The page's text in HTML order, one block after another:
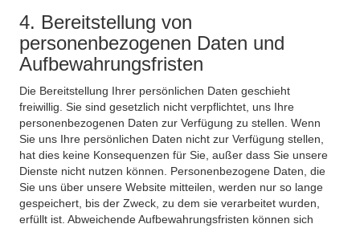
4. Bereitstellung von
personenbezogenen Daten und
Aufbewahrungsfristen
Die Bereitstellung Ihrer persönlichen Daten geschieht
freiwillig. Sie sind gesetzlich nicht verpflichtet, uns Ihre
personenbezogenen Daten zur Verfügung zu stellen. Wenn
Sie uns Ihre persönlichen Daten nicht zur Verfügung stellen,
hat dies keine Konsequenzen für Sie, außer dass Sie unsere
Dienste nicht nutzen können. Personenbezogene Daten, die
Sie uns über unsere Website mitteilen, werden nur so lange
gespeichert, bis der Zweck, zu dem sie verarbeitet wurden,
erfüllt ist. Abweichende Aufbewahrungsfristen können sich